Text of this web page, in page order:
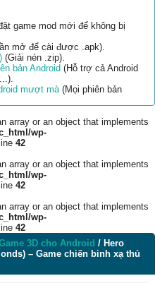
game mod mới để không bị
mở để cài được .apk).
(Giải nén .zip).
bản Android (Hỗ trợ cả Android
mượt mà(Mọi phiên bản
array or an object that implements
wp-
42
array or an object that implements
wp-
42
array or an object that implements
wp-
42
3D cho Android / Hero
– Game chiến binh xạ thủ